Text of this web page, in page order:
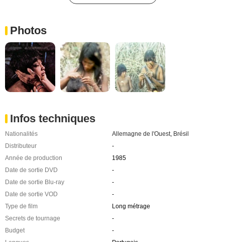
Photos
Infos techniques
Nationalités Allemagne de l'Ouest, Brésil
Distributeur
-
Année de production
1985
Date de sortie DVD
-
Date de sortie Blu-ray
-
Date de sortie VOD
-
Type de film
Long métrage
Secrets de tournage
-
Budget
-